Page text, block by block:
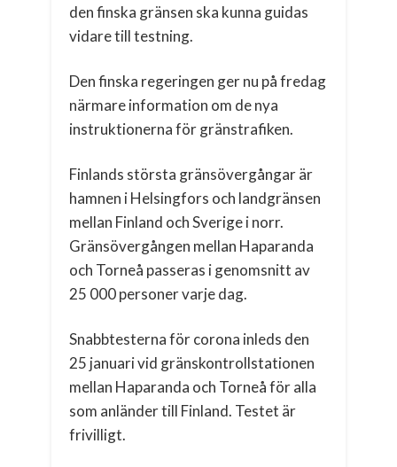
den finska gränsen ska kunna guidas
vidare till testning.
Den finska regeringen ger nu på fredag
närmare information om de nya
instruktionerna för gränstrafiken.
Finlands största gränsövergångar är
hamnen i Helsingfors och landgränsen
mellan Finland och Sverige i norr.
Gränsövergången mellan Haparanda
och Torneå passeras i genomsnitt av
25 000 personer varje dag.
Snabbtesterna för corona inleds den
25 januari vid gränskontrollstationen
mellan Haparanda och Torneå för alla
som anländer till Finland. Testet är
frivilligt.